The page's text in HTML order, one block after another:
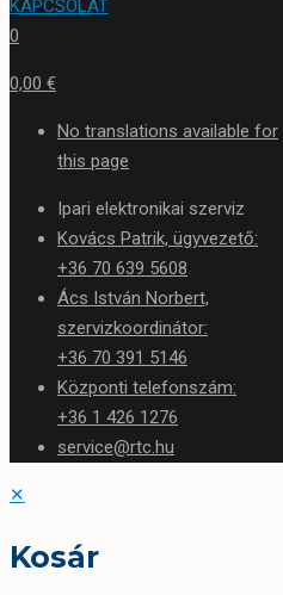
KAPCSOLAT
0
0,00 €
No translations available for
this page
Ipari elektronikai szerviz
Kovács Patrik, ügyvezető:
+36 70 639 5608
Ács István Norbert,
szervizkoordinátor:
+36 70 391 5146
Központi telefonszám:
+36 1 426 1276
service@rtc.hu
✕
Kosár